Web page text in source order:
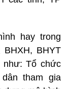
hay trong
BHYT
như: Tổ chức
tham gia